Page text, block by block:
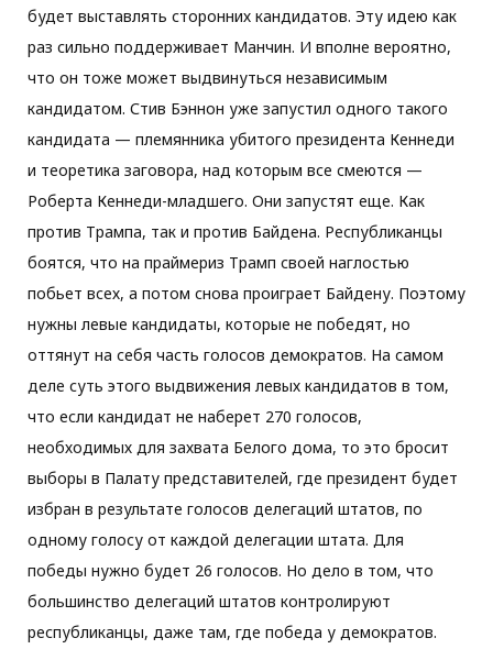
будет выставлять сторонних кандидатов. Эту идею как
раз сильно поддерживает Манчин. И вполне вероятно,
что он тоже может выдвинуться независимым
кандидатом. Стив Бэннон уже запустил одного такого
кандидата — племянника убитого президента Кеннеди
и теоретика заговора, над которым все смеются —
Роберта Кеннеди-младшего. Они запустят еще. Как
против Трампа, так и против Байдена. Республиканцы
боятся, что на праймериз Трамп своей наглостью
побьет всех, а потом снова проиграет Байдену. Поэтому
нужны левые кандидаты, которые не победят, но
оттянут на себя часть голосов демократов. На самом
деле суть этого выдвижения левых кандидатов в том,
что если кандидат не наберет 270 голосов,
необходимых для захвата Белого дома, то это бросит
выборы в Палату представителей, где президент будет
избран в результате голосов делегаций штатов, по
одному голосу от каждой делегации штата. Для
победы нужно будет 26 голосов. Но дело в том, что
большинство делегаций штатов контролируют
республиканцы, даже там, где победа у демократов.